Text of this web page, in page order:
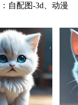
自配图-3d、动漫